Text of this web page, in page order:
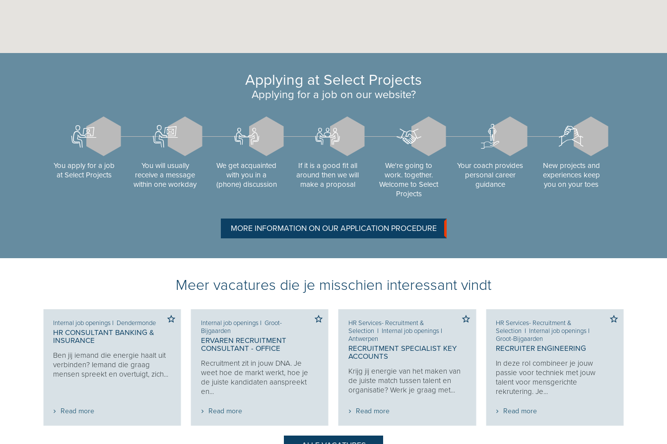
Applying at Select Projects
Applying for a job on our website?
You apply for a job
at Select Projects
You will usually
receive a message
within one workday
We get acquainted
with you in a
(phone) discussion
If it is a good fit all
around then we will
make a proposal
We're going to
work. together.
Welcome to Select
Projects
Your coach provides
personal career
guidance
New projects and
experiences keep
you on your toes
MORE INFORMATION ON OUR APPLICATION PROCEDURE
Meer vacatures die je misschien interessant vindt
Internal job openings I Dendermonde
HR CONSULTANT BANKING &
INSURANCE
Ben jij iemand die energie haalt uit
verbinden? Iemand die graag
mensen spreekt en overtuigt, zich...
Read more
Internal job openings I Groot-
Bijgaarden
ERVAREN RECRUITMENT
CONSULTANT - OFFICE
Recruitment zit in jouw DNA. Je
weet hoe de markt werkt, hoe je
de juiste kandidaten aanspreekt
en...
Read more
HR Services- Recruitment &
Selection I Internal job openings I
Antwerpen
RECRUITMENT SPECIALIST KEY
ACCOUNTS
Krijg jij energie van het maken van
de juiste match tussen talent en
organisatie? Werk je graag met...
Read more
HR Services- Recruitment &
Selection I Internal job openings I
Groot-Bijgaarden
RECRUITER ENGINEERING
In deze rol combineer je jouw
passie voor techniek met jouw
talent voor mensgerichte
rekrutering. Je...
Read more